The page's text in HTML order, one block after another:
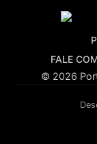
FALE
© 2026